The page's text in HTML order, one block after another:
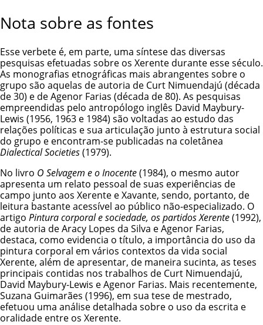
Nota sobre as fontes
Esse verbete é, em parte, uma síntese das diversas
pesquisas efetuadas sobre os Xerente durante esse século.
As monografias etnográficas mais abrangentes sobre o
grupo são aquelas de autoria de Curt Nimuendajú (década
de 30) e de Agenor Farias (década de 80). As pesquisas
empreendidas pelo antropólogo inglês David Maybury-
Lewis (1956, 1963 e 1984) são voltadas ao estudo das
relações políticas e sua articulação junto à estrutura social
do grupo e encontram-se publicadas na coletânea
Dialectical Societies(1979).
No livro O Selvagem e o Inocente(1984), o mesmo autor
apresenta um relato pessoal de suas experiências de
campo junto aos Xerente e Xavante, sendo, portanto, de
leitura bastante acessível ao público não-especializado. O
artigo Pintura corporal e sociedade, os partidos Xerente(1992),
de autoria de Aracy Lopes da Silva e Agenor Farias,
destaca, como evidencia o título, a importância do uso da
pintura corporal em vários contextos da vida social
Xerente, além de apresentar, de maneira sucinta, as teses
principais contidas nos trabalhos de Curt Nimuendajú,
David Maybury-Lewis e Agenor Farias. Mais recentemente,
Suzana Guimarães (1996), em sua tese de mestrado,
efetuou uma análise detalhada sobre o uso da escrita e
oralidade entre os Xerente.